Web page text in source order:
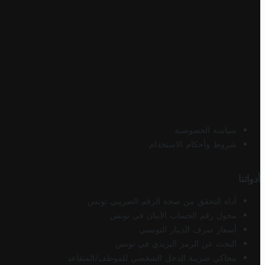
سياسة الخصوصية
شروط وأحكام الاستخدام
أدواتنا
أداة التحقق من صحة الرقم الضريبي تونس
محول رقم الحساب الآيبان في تونس
أسعار صرف الدينار التونسي
البحث عن الرمز البريدي في تونس
محاكي ضريبة الدخل الشخصي للموظف/المتقاعد